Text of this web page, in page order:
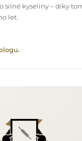
silné kyseliny – díky
let.